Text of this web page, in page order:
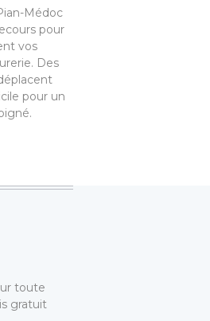
Médoc
pour
vos
Des
pour un
toute
gratuit